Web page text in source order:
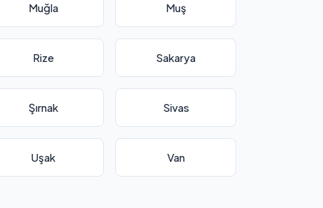
Muğla Muş
Rize Sakarya
Şırnak Sivas
Uşak Van